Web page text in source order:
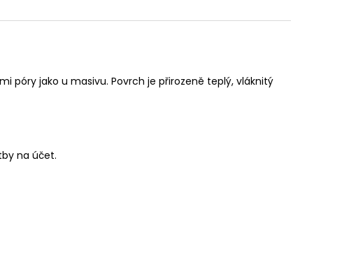
póry jako u masivu. Povrch je přirozeně teplý, vláknitý
na účet.